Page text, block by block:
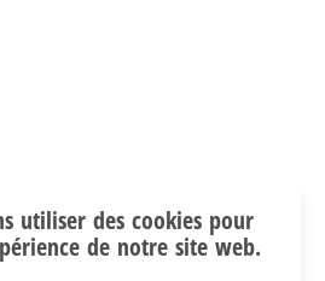
utiliser des cookies pour
de notre site web.